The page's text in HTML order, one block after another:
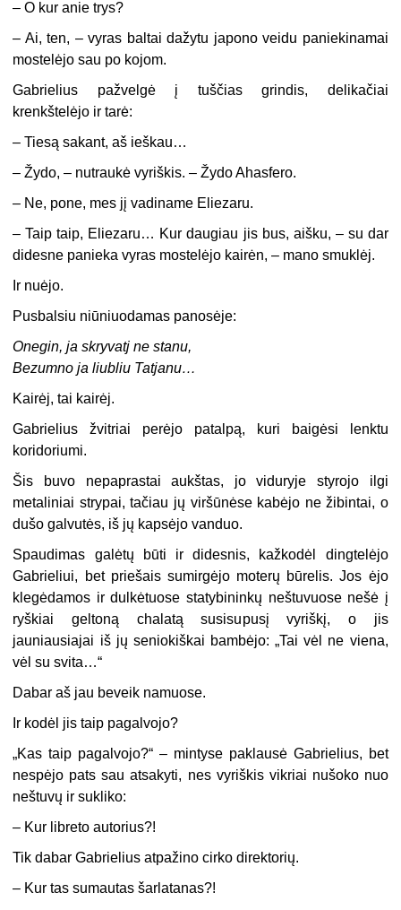
– O kur anie trys?
– Ai, ten, – vyras baltai dažytu japono veidu paniekinamai
mostelėjo sau po kojom.
Gabrielius pažvelgė į tuščias grindis, delikačiai
krenkštelėjo ir tarė:
– Tiesą sakant, aš ieškau…
– Žydo, – nutraukė vyriškis. – Žydo Ahasfero.
– Ne, pone, mes jį vadiname Eliezaru.
– Taip taip, Eliezaru… Kur daugiau jis bus, aišku, – su dar
didesne panieka vyras mostelėjo kairėn, – mano smuklėj.
Ir nuėjo.
Pusbalsiu niūniuodamas panosėje:
Onegin, ja skryvatj ne stanu,
Bezumno ja liubliu Tatjanu…
Kairėj, tai kairėj.
Gabrielius žvitriai perėjo patalpą, kuri baigėsi lenktu
koridoriumi.
Šis buvo nepaprastai aukštas, jo viduryje styrojo ilgi
metaliniai strypai, tačiau jų viršūnėse kabėjo ne žibintai, o
dušo galvutės, iš jų kapsėjo vanduo.
Spaudimas galėtų būti ir didesnis, kažkodėl dingtelėjo
Gabrieliui, bet priešais sumirgėjo moterų būrelis. Jos ėjo
klegėdamos ir dulkėtuose statybininkų neštuvuose nešė į
ryškiai geltoną chalatą susisupusį vyriškį, o jis
jauniausiajai iš jų seniokiškai bambėjo: „Tai vėl ne viena,
vėl su svita…“
Dabar aš jau beveik namuose.
Ir kodėl jis taip pagalvojo?
„Kas taip pagalvojo?“ – mintyse paklausė Gabrielius, bet
nespėjo pats sau atsakyti, nes vyriškis vikriai nušoko nuo
neštuvų ir sukliko:
– Kur libreto autorius?!
Tik dabar Gabrielius atpažino cirko direktorių.
– Kur tas sumautas šarlatanas?!